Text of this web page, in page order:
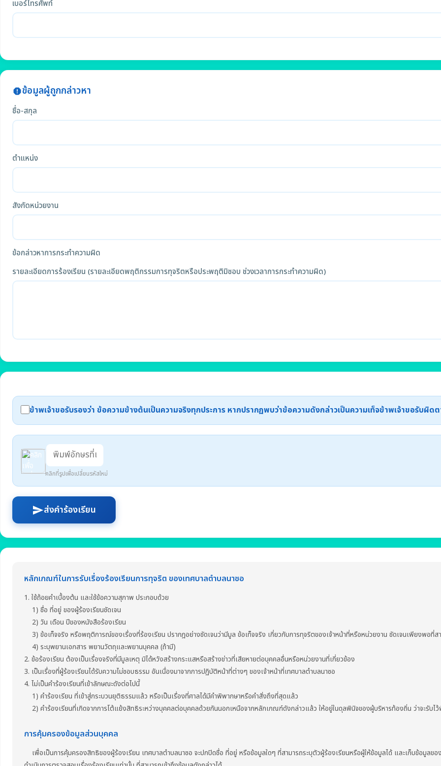
เบอร์โทรศัพท์
reportข้อมูลผู้ถูกกล่าวหา
ชื่อ-สกุล
ตำแหน่ง
สังกัดหน่วยงาน
ข้อกล่าวหาการกระทำความผิด
รายละเอียดการร้องเรียน (รายละเอียดพฤติกรรมการทุจริตหรือประพฤติมิชอบ ช่วงเวลาการกระทำความผิด)
ข้าพเจ้าขอรับรองว่า ข้อความข้างต้นเป็นความจริงทุกประการ หากปรากฏพบว่าข้อความดังกล่าวเป็นความเท็จข้าพเจ้าขอรับผิด
คลิกที่รูปเพื่อเปลี่ยนรหัสใหม่
sendส่งคำร้องเรียน
หลักเกณฑ์ในการรับเรื่องร้องเรียนการทุจริต ของเทศบาลตำบลนาซอ
1. ใช้ถ้อยคำเบื้องต้น และใช้ข้อความสุภาพ ประกอบด้วย
1) ชื่อ ที่อยู่ ของผู้ร้องเรียนชัดเจน
2) วัน เดือน ปีของหนังสือร้องเรียน
3) ข้อเท็จจริง หรือพฤติการณ์ของเรื่องที่ร้องเรียน ปรากฎอย่างชัดเจนว่ามีมูล ข้อเท็จจริง เกี่ยวกับการทุจริตของเจ้าหน้าที่หรือหน่วยงาน ชัดเจนเพียงพอที่ส
4) ระบุพยานเอกสาร พยานวัตถุและพยานบุคคล (ถ้ามี)
2. ข้อร้องเรียน ต้องเป็นเรื่องจริงที่มีมูลเหตุ มิได้หวังสร้างกระแสหรือสร้างข่าวที่เสียหายต่อบุคคลอื่นหรือหน่วยงานที่เกี่ยวข้อง
3. เป็นเรื่องที่ผู้ร้องเรียนได้รับความไม่ชอบธรรม อันเนื่องมาจากการปฏิบัติหน้าที่ต่างๆ ของเจ้าหน้าที่เทศบาลตำบลนาซอ
4. ไม่เป็นคำร้องเรียนที่เข้าลักษณะดังต่อไปนี้
1) คำร้องเรียน ที่เข้าสู่กระบวนยุติธรรมแล้ว หรือเป็นเรื่องที่ศาลได้มีคำพิพากษาหรือคำสั่งถึงที่สุดแล้ว
2) คำร้องเรียนที่เกิดจากการโต้แย้งสิทธิระหว่างบุคคลต่อบุคคลด้วยกันนอกเหนือจากหลักเกณฑ์ดังกล่าวแล้ว ให้อยู่ในดุลพินิจของผู้บริหารท้องถิ่น ว่าจะรับไ
การคุ้มครองข้อมูลส่วนบุคคล
เพื่อเป็นการคุ้มครองสิทธิของผู้ร้องเรียน เทศบาลตำบลนาซอ จะปกปิดชื่อ ที่อยู่ หรือข้อมูลใดๆ ที่สามารถระบุตัวผู้ร้องเรียนหรือผู้ให้ข้อมูลได้ และเก็บข้อมูลข